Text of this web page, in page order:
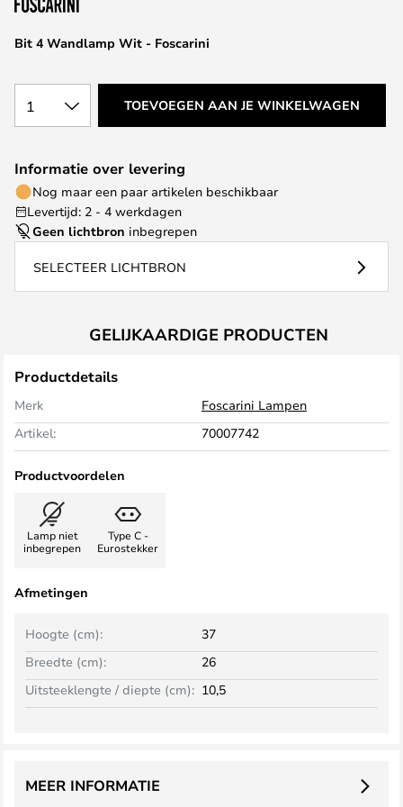
de
afbeeldingen-
Bit 4 Wandlamp Wit - Foscarini
1 TOEVOEGEN AAN JE WINKELWAGEN
Informatie over levering
Nog maar een paar artikelen beschikbaar
Levertijd: 2 - 4 werkdagen
Geen lichtbron inbegrepen
SELECTEER LICHTBRON
GELIJKAARDIGE PRODUCTEN
Productdetails
Merk
Foscarini Lampen
Artikel:
70007742
Productvoordelen
Lamp niet
inbegrepen
Type C -
Eurostekker
Afmetingen
Breedte (cm): 26
Hoogte (cm): 37
Uitsteeklengte / diepte (cm): 10,5
MEER INFORMATIE